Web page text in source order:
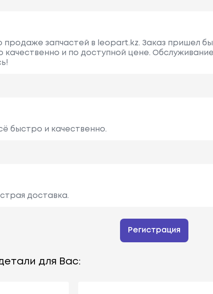
продаже запчастей в leopart.kz. Заказ пришел
качественно и по доступной цене.
быстро и качественно.
доставка.
Регистрация
для Вас: